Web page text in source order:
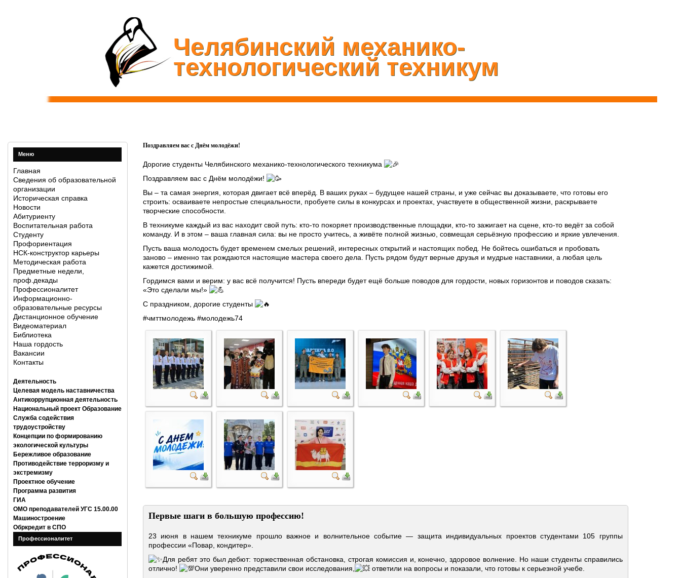
Челябинский механико-
технологический техникум
Меню
Главная
Сведения об образовательной
организации
Историческая справка
Новости
Абитуриенту
Воспитательная работа
Студенту
Профориентация
НСК-конструктор карьеры
Методическая работа
Предметные недели,
проф.декады
Профессионалитет
Информационно-
образовательные ресурсы
Дистанционное обучение
Видеоматериал
Библиотека
Наша гордость
Вакансии
Контакты
Деятельность
Целевая модель наставничества
Антикоррупционная деятельность
Национальный проект Образование
Служба содействия
трудоустройству
Концепции по формированию
экологической культуры
Бережливое образование
Противодействие терроризму и
экстремизму
Проектное обучение
Программа развития
ГИА
ОМО преподавателей УГС 15.00.00
Машиностроение
Обркредит в СПО
Профессионалитет
Поздравляем вас с Днём молодёжи!
Дорогие студенты Челябинского механико-технологического техникума
Поздравляем вас с Днём молодёжи!
Вы – та самая энергия, которая двигает всё вперёд. В ваших руках – будущее нашей страны, и уже сейчас вы доказываете, что готовы его
строить: осваиваете непростые специальности, пробуете силы в конкурсах и проектах, участвуете в общественной жизни, раскрываете
творческие способности.
В техникуме каждый из вас находит свой путь: кто-то покоряет производственные площадки, кто-то зажигает на сцене, кто-то ведёт за собой
команду. И в этом – ваша главная сила: вы не просто учитесь, а живёте полной жизнью, совмещая серьёзную профессию и яркие увлечения.
Пусть ваша молодость будет временем смелых решений, интересных открытий и настоящих побед. Не бойтесь ошибаться и пробовать
заново – именно так рождаются настоящие мастера своего дела. Пусть рядом будут верные друзья и мудрые наставники, а любая цель
кажется достижимой.
Гордимся вами и верим: у вас всё получится! Пусть впереди будет ещё больше поводов для гордости, новых горизонтов и поводов сказать:
«Это сделали мы!»
С праздником, дорогие студенты
#чмттмолодежь #молодежь74
Первые шаги в большую профессию!
23 июня в нашем техникуме прошло важное и волнительное событие — защита индивидуальных проектов студентами 105 группы
профессии «Повар, кондитер».
Для ребят это был дебют: торжественная обстановка, строгая комиссия и, конечно, здоровое волнение. Но наши студенты справились
отлично!
Они уверенно представили свои исследования,
ответили на вопросы и показали, что готовы к серьезной учебе.